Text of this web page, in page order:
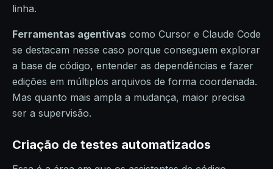
linha.
Ferramentas agentivas como Cursor e Claude Code
se destacam nesse caso porque conseguem explorar
a base de código, entender as dependências e fazer
edições em múltiplos arquivos de forma coordenada.
Mas quanto mais ampla a mudança, maior precisa
ser a supervisão.
Criação de testes automatizados